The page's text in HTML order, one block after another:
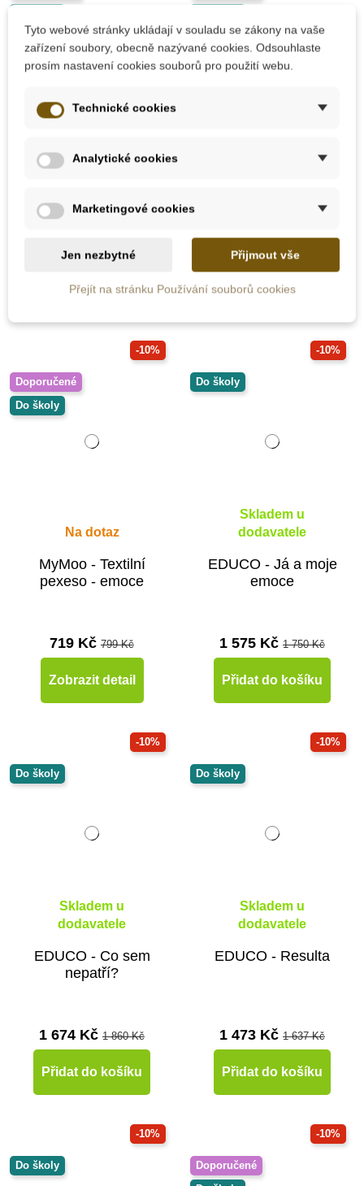
Sentosphere
639 Kč710 Kč
Zobrazit detail
899 Kč999 Kč
Zobrazit detail
-10%
Doporučené
Do školy
Na dotaz
MyMoo - Textilní
pexeso - emoce
719 Kč 799 Kč
Zobrazit detail
-10%
Do školy
Skladem u
dodavatele
EDUCO - Já a moje
emoce
1 575 Kč 1 750 Kč
Přidat do košíku
-10%
Do školy
Skladem u
dodavatele
EDUCO - Co sem
nepatří?
1 674 Kč 1 860 Kč
Přidat do košíku
-10%
Do školy
Skladem u
dodavatele
EDUCO - Resulta
1 473 Kč 1 637 Kč
Přidat do košíku
-10%
Do školy
-10%
Doporučené
Tyto webové stránky ukládají v souladu se zákony na vaše
zařízení soubory, obecně nazývané cookies. Odsouhlaste
prosím nastavení cookies souborů pro použití webu.
Technické cookies
Analytické cookies
Marketingové cookies
Jen nezbytné Přijmout vše
Přejít na stránku Používání souborů cookies